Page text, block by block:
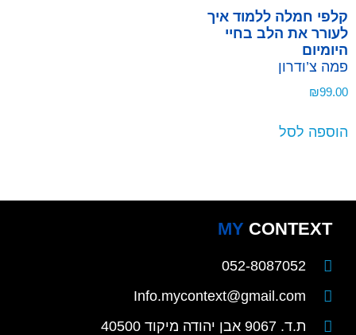
קלפי חמלה ללמוד איך
לעורר את הלב בחיי
היומיום
פמה צ’ודרון
₪99.00
הוספה לסל
CONTEXT
MY
052-8087052
Info.mycontext@gmail.com
ת.ד. 9067 אבן יהודה מיקוד 40500